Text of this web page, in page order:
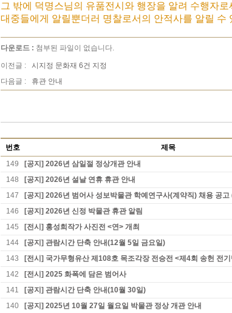
그 밖에 덕명스님의 유품전시와 행장을 알려 수행자
대중들에게 알릴뿐더러 명찰로서의 안적사를 알릴 수
다운로드 : 첨부된 파일이 없습니다.
이전글 : 시지정 문화재 6건 지정
다음글 : 휴관 안내
번호
제목
149
[공지] 2026년 삼일절 정상개관 안내
148
[공지] 2026년 설날 연휴 휴관 안내
147
[공지] 2026년 범어사 성보박물관 학예연구사(계약직) 채용 공고
146
[공지] 2026년 신정 박물관 휴관 알림
145
[전시] 홍성희작가 사진전 <연> 개최
144
[공지] 관람시간 단축 안내(12월 5일 금요일)
143
[전시] 국가무형유산 제108호 목조각장 전승전 <제4회 송헌 전
142
[전시] 2025 화폭에 담은 범어사
141
[공지] 관람시간 단축 안내(10월 30일)
140
[공지] 2025년 10월 27일 월요일 박물관 정상 개관 안내